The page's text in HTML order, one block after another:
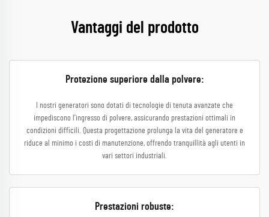
Vantaggi del prodotto
Protezione superiore dalla polvere:
I nostri generatori sono dotati di tecnologie di tenuta avanzate che
impediscono l'ingresso di polvere, assicurando prestazioni ottimali in
condizioni difficili. Questa progettazione prolunga la vita del generatore e
riduce al minimo i costi di manutenzione, offrendo tranquillità agli utenti in
vari settori industriali.
Prestazioni robuste: